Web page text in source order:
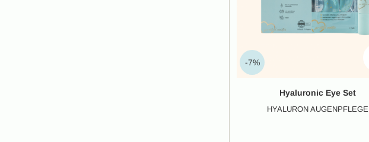
-7%
Hyaluronic Eye Set
HYALURON AUGENPFLEGE